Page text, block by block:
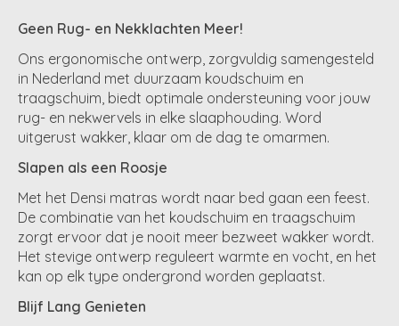
Geen Rug- en Nekklachten Meer!
Ons ergonomische ontwerp, zorgvuldig samengesteld
in Nederland met duurzaam koudschuim en
traagschuim, biedt optimale ondersteuning voor jouw
rug- en nekwervels in elke slaaphouding. Word
uitgerust wakker, klaar om de dag te omarmen.
Slapen als een Roosje
Met het Densi matras wordt naar bed gaan een feest.
De combinatie van het koudschuim en traagschuim
zorgt ervoor dat je nooit meer bezweet wakker wordt.
Het stevige ontwerp reguleert warmte en vocht, en het
kan op elk type ondergrond worden geplaatst.
Blijf Lang Genieten